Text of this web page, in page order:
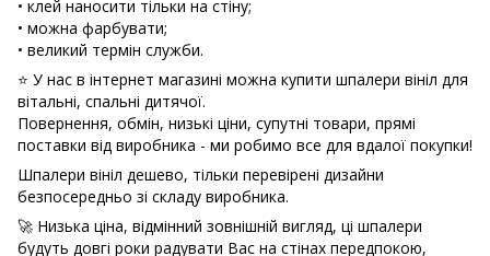
• клей наносити тільки на стіну;
• можна фарбувати;
• великий термін служби.
⭐ У нас в інтернет магазині можна купити шпалери вініл для
вітальні, спальні дитячої.
Повернення, обмін, низькі ціни, супутні товари, прямі
поставки від виробника - ми робимо все для вдалої покупки!
Шпалери вініл дешево, тільки перевірені дизайни
безпосередньо зі складу виробника.
🚀 Низька ціна, відмінний зовнішній вигляд, ці шпалери
будуть довгі роки радувати Вас на стінах передпокою,